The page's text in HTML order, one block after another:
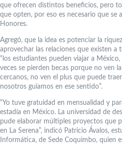
que ofrecen distintos beneficios, pero
que opten, por eso es necesario que se
Honores.
Agregó, que la idea es potenciar la
aprovechar las relaciones que existen a
“los estudiantes pueden viajar a
veces se pierden becas porque no ven
cercanos, no ven el plus que puede
nosotros guiamos en ese sentido”.
“Yo tuve gratuidad en mensualidad y
estadía en México. La universidad de
pude elaborar múltiples proyectos que
en La Serena”, indicó Patricio Ávalos,
Informática, de Sede Coquimbo, quien